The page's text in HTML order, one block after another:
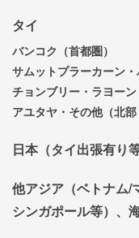
タイ
バンコク（首都圏）
サムットプラーカーン
チョンブリー・ラヨーン
アユタヤ・その他（北部
日本（タイ出張有り等
他アジア（ベトナム/
シンガポール等）、